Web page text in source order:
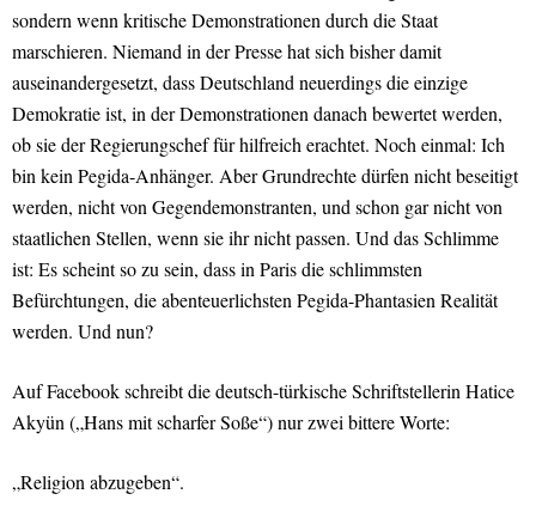
sondern wenn kritische Demonstrationen durch die Staat
marschieren. Niemand in der Presse hat sich bisher damit
auseinandergesetzt, dass Deutschland neuerdings die einzige
Demokratie ist, in der Demonstrationen danach bewertet werden,
ob sie der Regierungschef für hilfreich erachtet. Noch einmal: Ich
bin kein Pegida-Anhänger. Aber Grundrechte dürfen nicht beseitigt
werden, nicht von Gegendemonstranten, und schon gar nicht von
staatlichen Stellen, wenn sie ihr nicht passen. Und das Schlimme
ist: Es scheint so zu sein, dass in Paris die schlimmsten
Befürchtungen, die abenteuerlichsten Pegida-Phantasien Realität
werden. Und nun?
Auf Facebook schreibt die deutsch-türkische Schriftstellerin Hatice
Akyün („Hans mit scharfer Soße“) nur zwei bittere Worte:
„Religion abzugeben“.